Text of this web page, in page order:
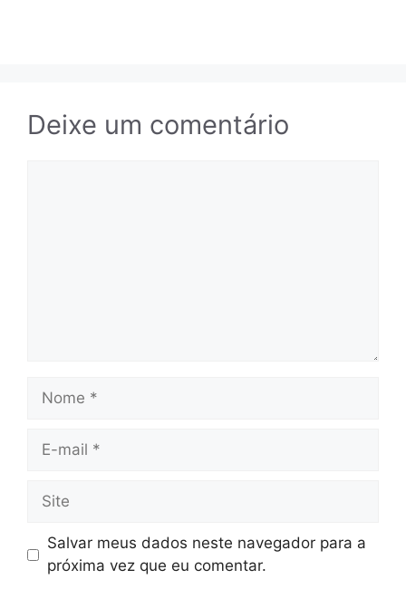
Deixe um comentário
Nome
Site
Salvar meus dados neste navegador para a
próxima vez que eu comentar.